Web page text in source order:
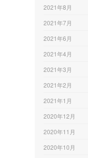
2021年8月
2021年7月
2021年6月
2021年4月
2021年3月
2021年2月
2021年1月
2020年12月
2020年11月
2020年10月